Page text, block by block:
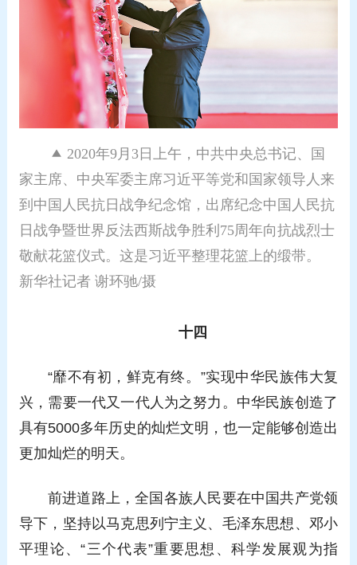
2020年9月3日上午，中共中央总书记、国
家主席、中央军委主席习近平等党和国家领导人来
到中国人民抗日战争纪念馆，出席纪念中国人民抗
日战争暨世界反法西斯战争胜利75周年向抗战烈士
敬献花篮仪式。这是习近平整理花篮上的缎带。
新华社记者 谢环驰/摄
十四
“靡不有初，鲜克有终。”实现中华民族伟大复
兴，需要一代又一代人为之努力。中华民族创造了
具有5000多年历史的灿烂文明，也一定能够创造出
更加灿烂的明天。
前进道路上，全国各族人民要在中国共产党领
导下，坚持以马克思列宁主义、毛泽东思想、邓小
平理论、“三个代表”重要思想、科学发展观为指